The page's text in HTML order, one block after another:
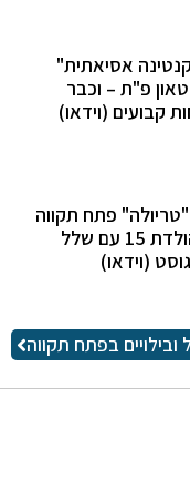
אסיאתית"
פ"ת – וכבר
קבועים (וידאו)
פתח תקווה
מציינת יום הולדת 15 עם שלל
(וידאו)
בפתח תקווה